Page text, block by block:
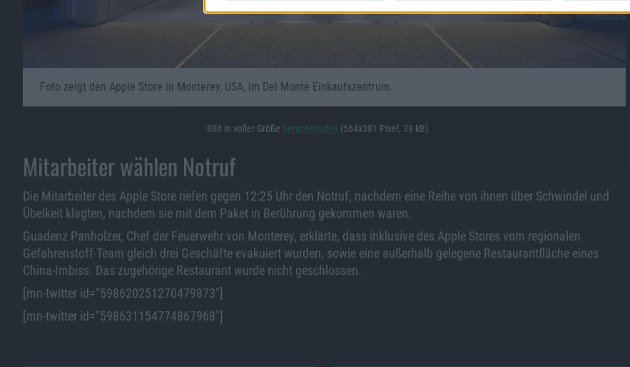
Foto zeigt den Apple Store in Monterey, USA, im Del Monte Einkaufszentrum.
Bild in voller Größe herunterladen (564x381 Pixel, 39 kB).
Mitarbeiter wählen Notruf
Die Mitarbeiter des Apple Store riefen gegen 12:25 Uhr den Notruf, nachdem eine Reihe von ihnen über Schwindel und
Übelkeit klagten, nachdem sie mit dem Paket in Berührung gekommen waren.
Guadenz Panholzer, Chef der Feuerwehr von Monterey, erklärte, dass inklusive des Apple Stores vom regionalen
Gefahrenstoff-Team gleich drei Geschäfte evakuiert wurden, sowie eine außerhalb gelegene Restaurantfläche eines
China-Imbiss. Das zugehörige Restaurant wurde nicht geschlossen.
[mn-twitter id=“598620251270479873″]
[mn-twitter id=“598631154774867968″]